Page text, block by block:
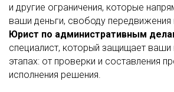
и другие ограничения, которые
ваши деньги, свободу передвижения
Юрист по административным
специалист, который защищает ваши
этапах: от проверки и составления
исполнения решения.